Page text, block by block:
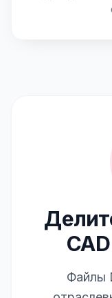
Файлы